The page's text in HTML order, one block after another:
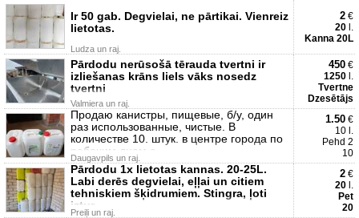
Ir 50 gab. Degvielai, ne pārtikai. Vienreiz
lietotas.
Ludza un raj.
2 €
20 l.
Kanna 20L
Pārdodu nerūsošā tērauda tvertni ir
izliešanas krāns liels vāks nosedz
tvertni
Valmiera un raj.
450 €
1250 l.
Tvertne
Dzesētājs
Продаю канистры, пищевые, б/у, один
раз использованные, чистые. В
количестве 10. штук. в центре города по
рабочим днем с
Daugavpils un raj.
1.50 €
10 l.
Pehd 2
10
Pārdodu 1x lietotas kannas. 20-25L.
Labi derēs degvielai, eļļai un citiem
tehniskiem šķidrumiem. Stingra, ļoti
iztur
Preiļi un raj.
2 €
20 l.
Pet
20